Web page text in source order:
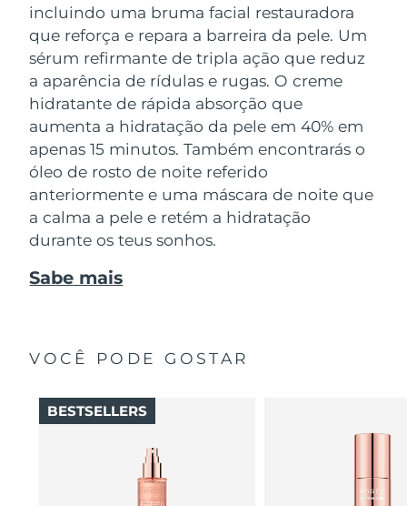
incluindo uma bruma facial restauradora
que reforça e repara a barreira da pele. Um
sérum refirmante de tripla ação que reduz
a aparência de rídulas e rugas. O creme
hidratante de rápida absorção que
aumenta a hidratação da pele em 40% em
apenas 15 minutos. Também encontrarás o
óleo de rosto de noite referido
anteriormente e uma máscara de noite que
a calma a pele e retém a hidratação
durante os teus sonhos.
Sabe mais
VOCÊ PODE GOSTAR
BESTSELLERS